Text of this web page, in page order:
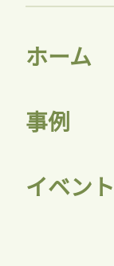
ホーム
事例
イベント